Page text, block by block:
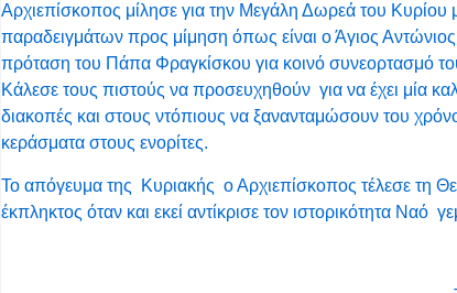
Αρχιεπίσκοπος μίλησε για την Μεγάλη Δωρεά του
παραδειγμάτων προς μίμηση όπως είναι ο Άγιος
πρόταση του Πάπα Φραγκίσκου για κοινό συνεορτασμό
Κάλεσε τους πιστούς να προσευχηθούν για να έχει μία
διακοπές και στους ντόπιους να ξανανταμώσουν του
κεράσματα στους ενορίτες.
Το απόγευμα της Κυριακής ο Αρχιεπίσκοπος τέλεσε τη
έκπληκτος όταν και εκεί αντίκρισε τον ιστορικότητα Ναό